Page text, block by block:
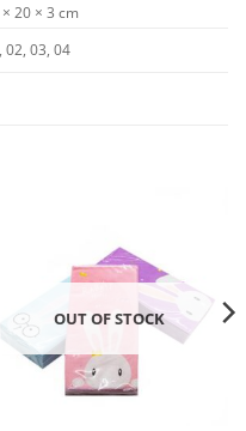
× 20 × 3 cm
02, 03, 04
OUT OF STOCK